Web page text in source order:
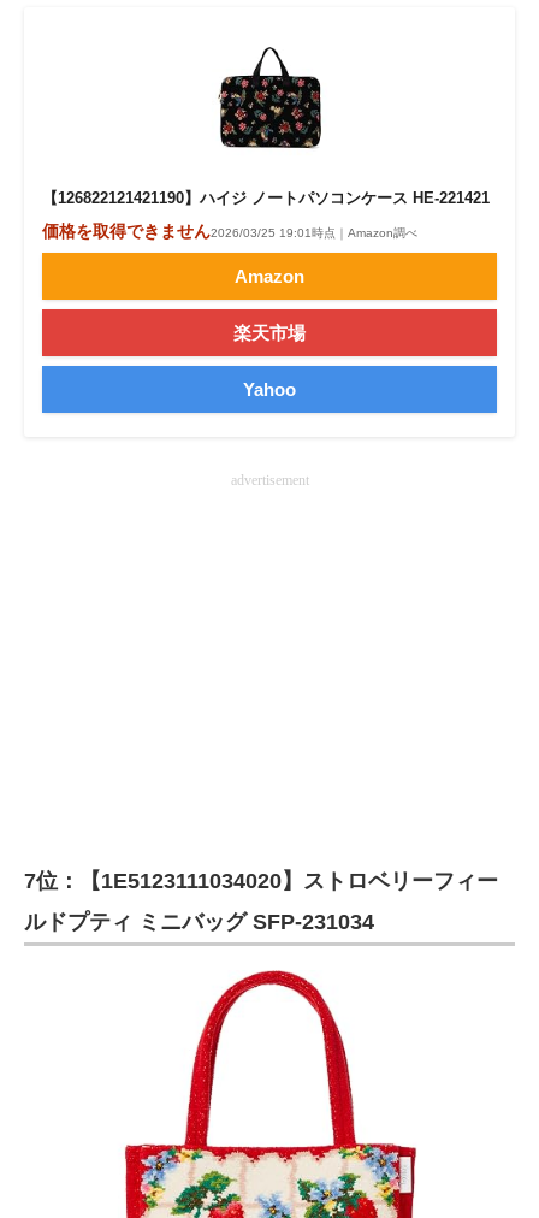
【126822121421190】ハイジ ノートパソコンケース HE-221421
価格を取得できません2026/03/25 19:01時点｜Amazon調べ
Amazon
楽天市場
Yahoo
advertisement
7位：【1E5123111034020】ストロベリーフィー
ルドプティ ミニバッグ SFP-231034